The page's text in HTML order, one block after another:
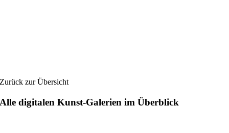
Zurück zur Übersicht
Alle digitalen Kunst-Galerien im Überblick